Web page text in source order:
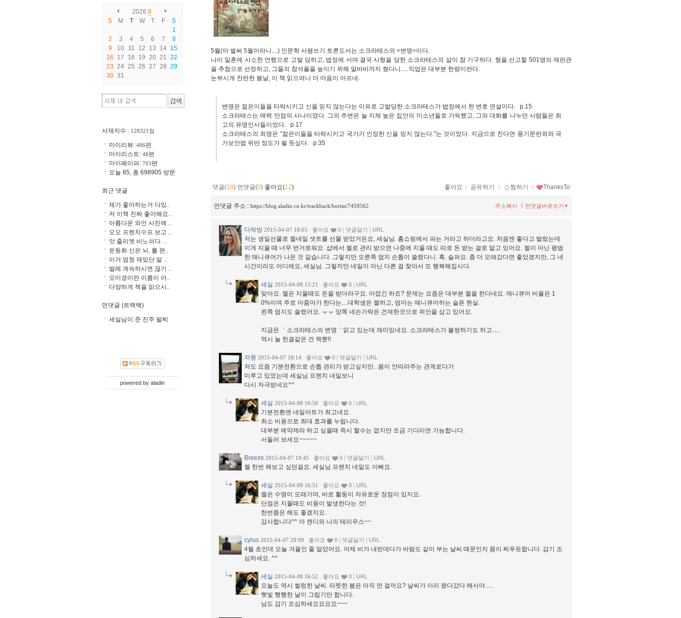
5월(아 벌써 5월이라니....) 인문학 서평쓰기 토론도서는 소크라테스의 <변명>이다.
나이 일흔에 사소한 언행으로 고발 당하고, 법정에 서며 결국 사형을 당한 소크라테스의 삶이 참 기구하다. 형을 선고할 501명의 재판관
을 추첨으로 선정하고, 그들의 참석율을 높이기 위해 알바비까지 줬다니.....직업은 대부분 한량이란다.
눈부시게 찬란한 봄날, 이 책 읽으려니 더 마음이 아프네.
변명은 젊은이들을 타락시키고 신을 믿지 않는다는 이유로 고발당한 소크라테스가 법정에서 한 변호 연설이다. p.15
소크라테스는 매력 만점의 사나이였다. 그의 주변은 늘 지체 높은 집안의 미소년들로 가득했고, 그와 대화를 나누던 사람들은 최
고의 유명인사들이었다. p.17
소크라테스의 죄명은 "젊은이들을 타락시키고 국가가 인정한 신을 믿지 않는다."는 것이었다. 지금으로 친다면 풍기문란죄와 국
가보안법 위반 정도가 될 듯싶다. p.35
댓글(18) 먼댓글(0) 좋아요(12) 좋아요 ｌ 공유하기 ｌ 찜하기 ｌ ThanksTo
먼댓글 주소 : https://blog.aladin.co.kr/trackback/borim/7459562 먼댓글바로쓰기
주소복사
다락방 2015-04-07 18:05 좋아요 0 댓글달기 URL
저는 생일선물로 젤네일 셋트를 선물 받았거든요, 세실님. 홈쇼핑에서 파는 거라고 하더라고요. 처음엔 좋다고 발랐는데
이게 지울 때 너무 번거로워요. 샵에서 젤로 관리 받으면 나중에 지울 때도 따로 돈 받는 걸로 알고 있어요. 젤이 아닌 평범
한 매니큐어가 나은 것 같습니다. 그렇지만 오른쪽 엄지 손톱이 쓸렸다니. 흑. 슬퍼요. 좀 더 오래갔다면 좋았겠지만, 그 네
시간이라도 어디에요, 세실님. 그렇지만 네일이 아닌 다른 걸 찾아서 또 행복해집시다.
세실 2015-04-08 15:21 좋아요 0 URL
맞아요. 젤은 지울때도 돈을 받더라구요. 아깝긴 하죠? 문제는 요즘은 대부분 젤을 한다네요. 매니큐어 비율은 1
0%이며 주로 아줌마가 한다는....대학생은 젤하고, 엄마는 매니큐어하는 슬픈 현실.
왼쪽 엄지도 쓸렸어요. ㅜㅜ 양쪽 네손가락은 건재한것으로 위안을 삼고 있어요.
지금은 ｀소크라테스의 변명｀읽고 있는데 재미있네요. 소크라테스가 불쌍하기도 하고.....
역시 늘 한결같은 건 책뿐!!
자몽 2015-04-07 18:14 좋아요 0 댓글달기 URL
저도 요즘 기분전환으로 손톱 관리가 받고싶지만...몸이 안따라주는 관계로다가
미루고 있었는데 세실님 프렌치 네일보니
다시 자극받네요^^
세실 2015-04-08 16:50 좋아요 0 URL
기분전환엔 네일아트가 최고네요.
최소 비용으로 최대 효과를 누립니다.
대부분 예약제라 하고 싶을때 즉시 할수는 없지만 조금 기다리면 가능합니다.
서둘러 보세요~~~~~
Breeze 2015-04-07 19:45 좋아요 0 댓글달기 URL
젤 한번 해보고 싶던걸요. 세실님 프렌치 네일도 이뻐요.
세실 2015-04-08 16:51 좋아요 0 URL
젤은 수명이 오래가며, 바로 활동이 자유로운 장점이 있지요.
단점은 지울때도 비용이 발생한다는 것!
한번쯤은 해도 좋겠지요.
감사합니다^^ 아 캔디와 나의 테리우스~~
cyrus 2015-04-07 20:09 좋아요 0 댓글달기 URL
4월 초인데 오늘 겨울인 줄 알았어요. 어제 비가 내린데다가 바람도 같이 부는 날씨 때문인지 몸이 찌푸듯합니다. 감기 조
심하세요. ^^
세실 2015-04-08 16:52 좋아요 0 URL
오늘도 역시 썰렁한 날씨. 따뜻한 봄은 아직 먼 걸까요? 날씨가 이리 왔다갔다 해서야.....
햇빛 쨍쨍한 날이 그립기만 합니다.
님도 감기 조심하세요요요요~~~
2026 8
S
M T W T F
S
1
2
3 4 5 6 7
8
9
10 11 12 13 14 15
16
17 18 19 20 21
22
23 24 25 26 27 28 29
30 31
서재지수 : 128321점
마이리뷰: 486편
마이리스트: 48편
마이페이퍼: 703편
오늘 85, 총 698905 방문
최근 댓글
제가 좋아하는거 다있..
저 이책 진짜 좋아해요..
아름다운 와인 사진에 ..
오오 프렌치수프 보고 ..
앗 줄리엣 비노쉬다. ..
운동화 신은 뇌, 를 완..
이거 엄청 재밌단 말 ..
발레 계속하시면 끊기 ..
오미경이란 이름이 아..
다양하게 책을 읽으시..
먼댓글 (트랙백)
세실님이 준 진주 팔찌
powered by aladin